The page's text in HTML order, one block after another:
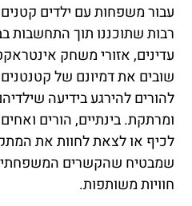
עבור משפחות עם ילדים
רבות שתוכננו תוך התחשבות
עדינים, אזורי משחק
שובים את דמיונם של
להורים להירגע בידיעה
ומרתקת. בינתיים, הורים
לכיף או לצאת לחוות את
שמבטיח שהקשרים
חוויות משותפות.